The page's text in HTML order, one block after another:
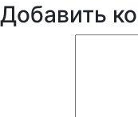
Добавить